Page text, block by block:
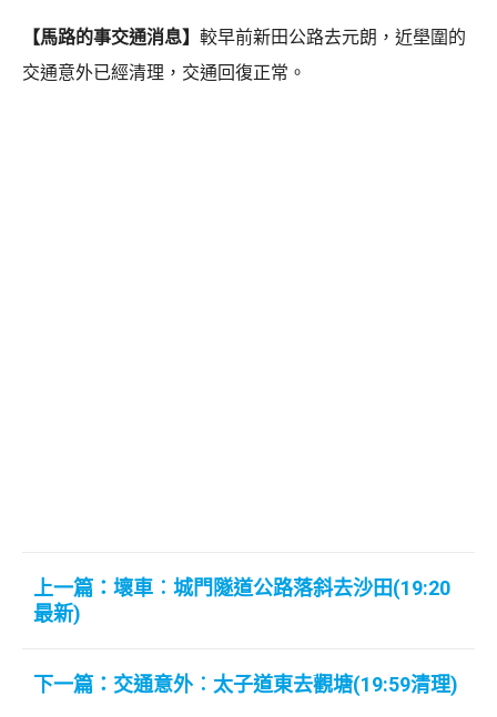
【馬路的事交通消息】 較早前新田公路去元朗，近壆圍的
交通意外已經清理，交通回復正常。
上一篇：壞車︰城門隧道公路落斜去沙田(19:20
最新)
下一篇：交通意外︰太子道東去觀塘(19:59清理)